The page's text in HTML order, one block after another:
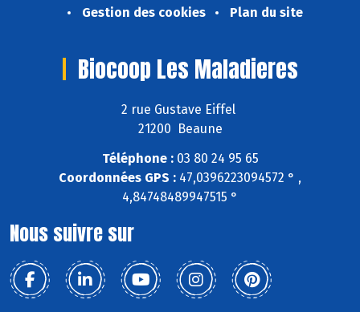
Gestion des cookies
Plan du site
Biocoop Les Maladieres
2 rue Gustave Eiffel
21200 Beaune
Téléphone :03 80 24 95 65
Coordonnées GPS : 47,0396223094572 ° ,
4,84748489947515 °
Nous suivre sur